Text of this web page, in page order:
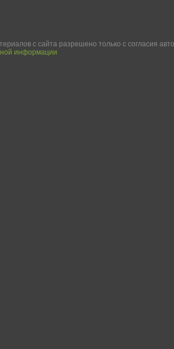
с сайта разрешено только с согласия
информации